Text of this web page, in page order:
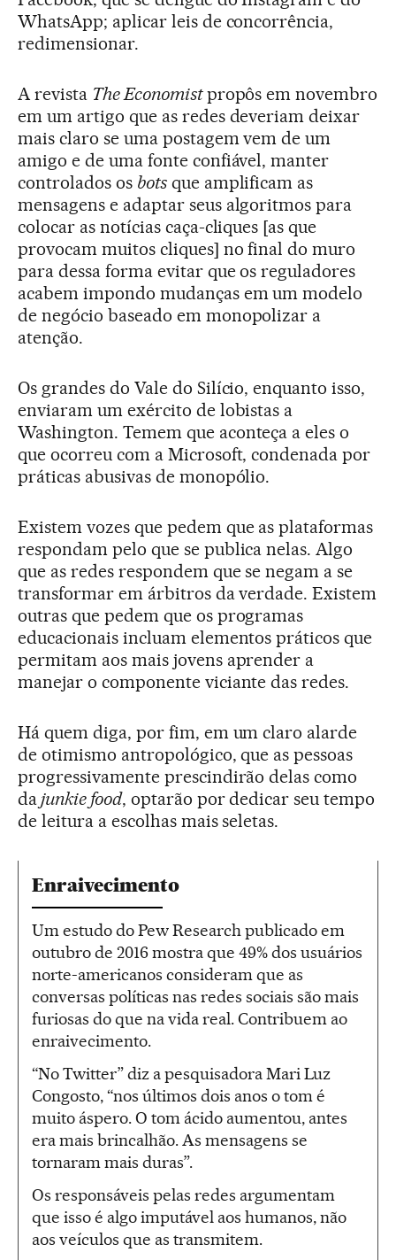
WhatsApp; aplicar leis de concorrência,
redimensionar.
A revista The Economistpropôs em novembro
em um artigo que as redes deveriam deixar
mais claro se uma postagem vem de um
amigo e de uma fonte confiável, manter
controlados os botsque amplificam as
mensagens e adaptar seus algoritmos para
colocar as notícias caça-cliques [as que
provocam muitos cliques] no final do muro
para dessa forma evitar que os reguladores
acabem impondo mudanças em um modelo
de negócio baseado em monopolizar a
atenção.
Os grandes do Vale do Silício, enquanto isso,
enviaram um exército de lobistas a
Washington. Temem que aconteça a eles o
que ocorreu com a Microsoft, condenada por
práticas abusivas de monopólio.
Existem vozes que pedem que as plataformas
respondam pelo que se publica nelas. Algo
que as redes respondem que se negam a se
transformar em árbitros da verdade. Existem
outras que pedem que os programas
educacionais incluam elementos práticos que
permitam aos mais jovens aprender a
manejar o componente viciante das redes.
Há quem diga, por fim, em um claro alarde
de otimismo antropológico, que as pessoas
progressivamente prescindirão delas como
dajunkie food, optarão por dedicar seu tempo
de leitura a escolhas mais seletas.
Enraivecimento
Um estudo do Pew Research publicado em
outubro de 2016 mostra que 49% dos usuários
norte-americanos consideram que as
conversas políticas nas redes sociais são mais
furiosas do que na vida real. Contribuem ao
enraivecimento.
“No Twitter” diz a pesquisadora Mari Luz
Congosto, “nos últimos dois anos o tom é
muito áspero. O tom ácido aumentou, antes
era mais brincalhão. As mensagens se
tornaram mais duras”.
Os responsáveis pelas redes argumentam
que isso é algo imputável aos humanos, não
aos veículos que as transmitem.